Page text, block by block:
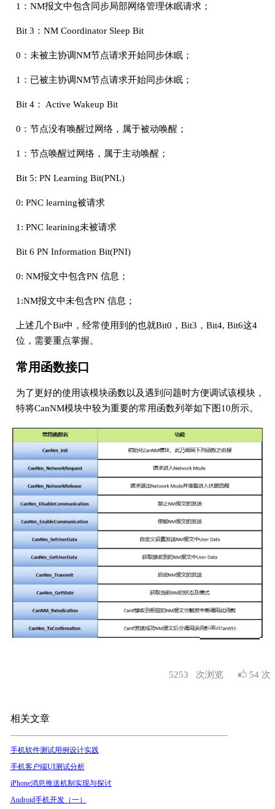
1：NM报文中包含同步局部网络管理休眠请求；
Bit 3：NM Coordinator Sleep Bit
0：未被主协调NM节点请求开始同步休眠；
1：已被主协调NM节点请求开始同步休眠；
Bit 4： Active Wakeup Bit
0：节点没有唤醒过网络，属于被动唤醒；
1：节点唤醒过网络，属于主动唤醒；
Bit 5: PN Learning Bit(PNL)
0: PNC learning被请求
1: PNC learining未被请求
Bit 6 PN Information Bit(PNI)
0: NM报文中包含PN 信息；
1:NM报文中未包含PN 信息；
上述几个Bit中，经常使用到的也就Bit0，Bit3，Bit4, Bit6这4
位，需要重点掌握。
常用函数接口
为了更好的使用该模块函数以及遇到问题时方便调试该模块，
特将CanNM模块中较为重要的常用函数列举如下图10所示。
5253 次浏览 54 次
相关文章
手机软件测试用例设计实践
手机客户端UI测试分析
iPhone消息推送机制实现与探讨
Android手机开发（一）